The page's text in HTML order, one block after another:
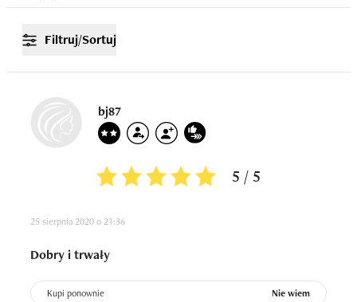
Filtruj/Sortuj
bj87
5 / 5
25 sierpnia 2020 o 21:36
Dobry i trwały
Kupi ponownie Nie wiem